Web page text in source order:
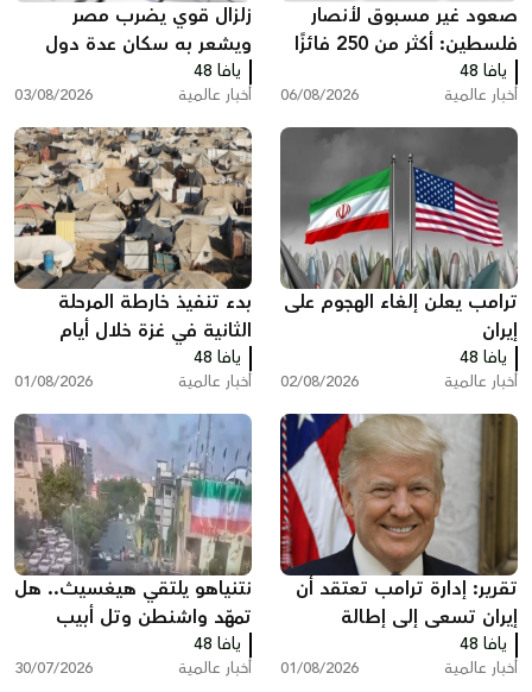
صعود غير مسبوق لأنصار
فلسطين: أكثر من 250 فائزًا
بينهم 35 في الكونغرس
يافا 48
أخبار عالمية 06/08/2026
زلزال قوي يضرب مصر
ويشعر به سكان عدة دول
يافا 48
أخبار عالمية 03/08/2026
ترامب يعلن إلغاء الهجوم على
إيران
يافا 48
أخبار عالمية 02/08/2026
بدء تنفيذ خارطة المرحلة
الثانية في غزة خلال أيام
يافا 48
أخبار عالمية 01/08/2026
تقرير: إدارة ترامب تعتقد أن
إيران تسعى إلى إطالة
المفاوضات ودول خليجية
تدعو إلى تصعيد أمريكي
يافا 48
أخبار عالمية 01/08/2026
نتنياهو يلتقي هيغسيث.. هل
تمهّد واشنطن وتل أبيب
لضربة جديدة ضد إيران؟
يافا 48
أخبار عالمية 30/07/2026